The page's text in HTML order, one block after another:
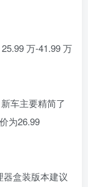
万-41.99 万
车主要精简了
为26.99
器盒装版本建议